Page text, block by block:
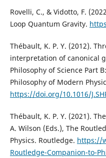
Rovelli, C., & Vidotto, F.
Loop Quantum Gravity.
Thébault, K. P. Y. (2012).
interpretation of canonical
Philosophy of Science Part
Philosophy of Modern
https://doi.org/10.1016/
Thébault, K. P. Y. (2021).
A. Wilson (Eds.), The
Physics. Routledge. https://
Routledge-Companion-to-